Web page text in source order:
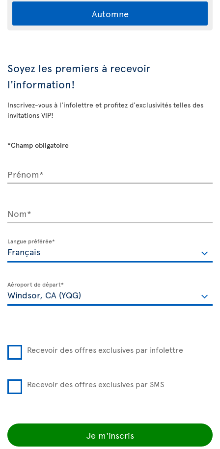
Automne
Soyez les premiers à recevoir
l'information!
Inscrivez-vous à l'infolettre et profitez d'exclusivités telles des
invitations VIP!
*Champ obligatoire
Prénom*
Nom*
Langue préférée*
Aéroport de départ*
Recevoir des offres exclusives par infolettre
Recevoir des offres exclusives par SMS
Je m'inscris